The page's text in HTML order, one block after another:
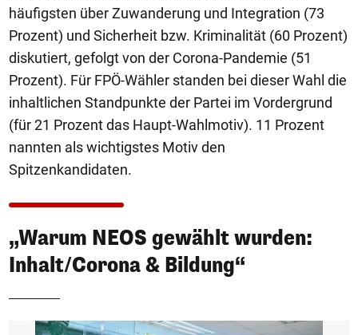
häufigsten über Zuwanderung und Integration (73
Prozent) und Sicherheit bzw. Kriminalität (60 Prozent)
diskutiert, gefolgt von der Corona-Pandemie (51
Prozent). Für FPÖ-Wähler standen bei dieser Wahl die
inhaltlichen Standpunkte der Partei im Vordergrund
(für 21 Prozent das Haupt-Wahlmotiv). 11 Prozent
nannten als wichtigstes Motiv den
Spitzenkandidaten.
„Warum NEOS gewählt wurden:
Inhalt/Corona & Bildung“
1/8